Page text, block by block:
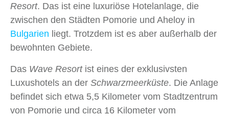
Resort. Das ist eine luxuriöse Hotelanlage, die
zwischen den Städten Pomorie und Aheloy in
Bulgarien liegt. Trotzdem ist es aber außerhalb der
bewohnten Gebiete.
Das Wave Resortist eines der exklusivsten
Luxushotels an der Schwarzmeerküste. Die Anlage
befindet sich etwa 5,5 Kilometer vom Stadtzentrum
von Pomorie und circa 16 Kilometer vom